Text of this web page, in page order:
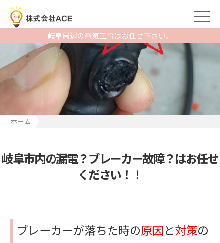
岐阜周辺の電気工事はお任せ下さい。
ホーム
岐阜市内の漏電？ブレーカー故障？はお任せ
ください！！
ブレーカーが落ちた時の原因 と対策の